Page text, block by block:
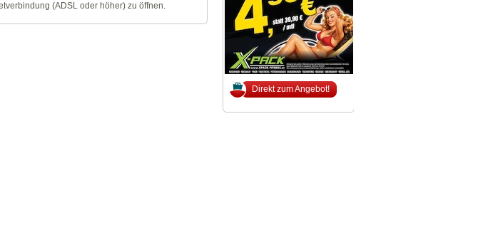
(ADSL oder höher) zu öffnen.
Direkt zum Angebot!